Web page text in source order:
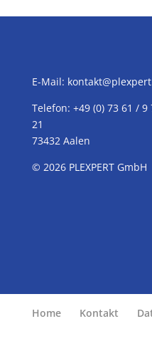
E-Mail:
Telefon: +49 (0) 73 61 /
21
73432 Aalen
© 2026 PLEXPERTGmbH
Home Kontakt